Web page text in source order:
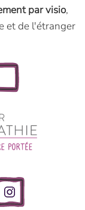
par visio,
et de l'étranger